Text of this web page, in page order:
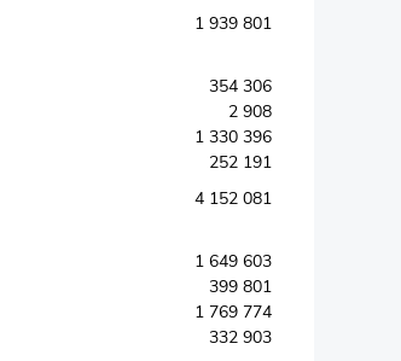
1 939 801
354 306
2 908
1 330 396
252 191
4 152 081
1 649 603
399 801
1 769 774
332 903